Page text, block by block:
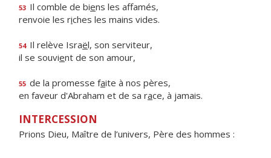
53 Il comble de biens les affamés,
renvoie les riches les mains vides.
54 Il relève Israël, son serviteur,
il se souvient de son amour,
55 de la promesse faite à nos pères,
en faveur d'Abraham et de sa race, à jamais.
INTERCESSION
Prions Dieu, Maître de l’univers, Père des hommes :